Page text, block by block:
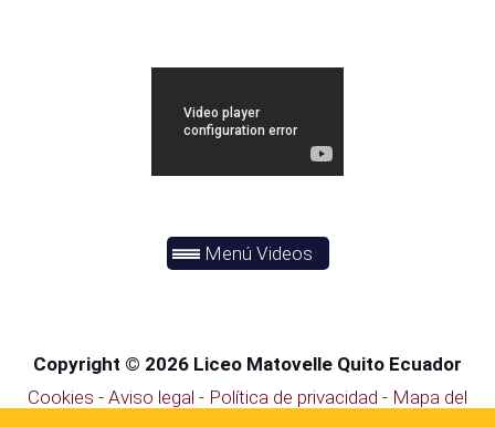
Menú Videos
Copyright © 2026 Liceo Matovelle Quito Ecuador
Cookies - Aviso legal - Política de privacidad - Mapa del